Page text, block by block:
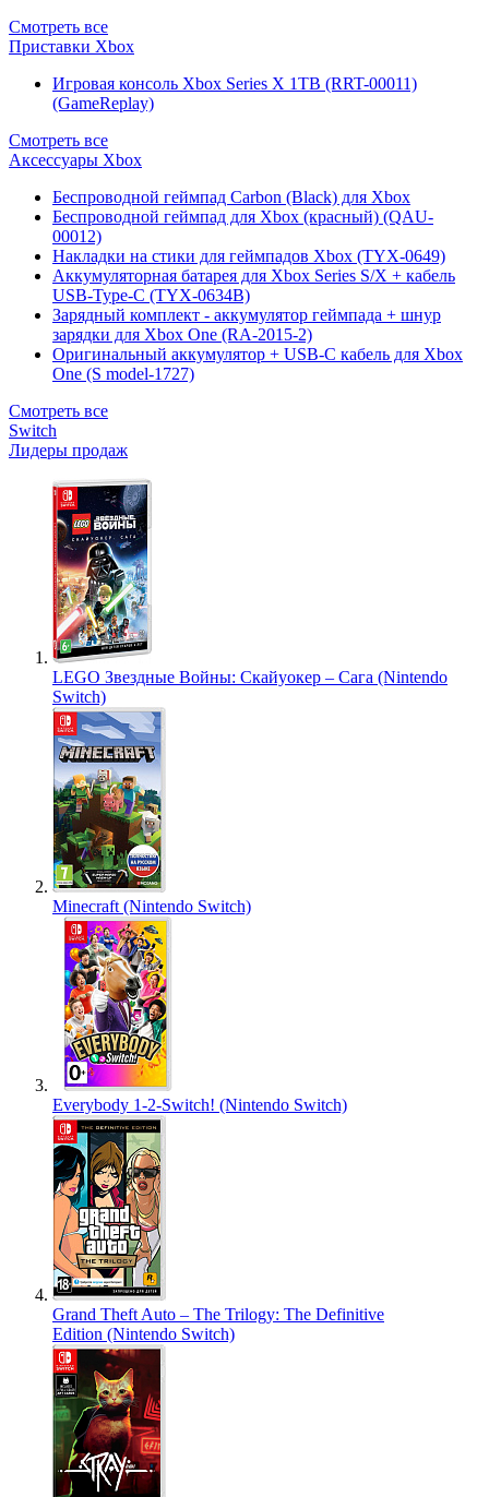
Смотреть все
Приставки Xbox
Игровая консоль Xbox Series X 1TB (RRT-00011)
(GameReplay)
Смотреть все
Аксессуары Xbox
Беспроводной геймпад Carbon (Black) для Xbox
Беспроводной геймпад для Xbox (красный) (QAU-
00012)
Накладки на стики для геймпадов Xbox (TYX-0649)
Аккумуляторная батарея для Xbox Series S/X + кабель
USB-Type-C (TYX-0634B)
Зарядный комплект - аккумулятор геймпада + шнур
зарядки для Xbox One (RA-2015-2)
Оригинальный аккумулятор + USB-C кабель для Xbox
One (S model-1727)
Смотреть все
Switch
Лидеры продаж
LEGO Звездные Войны: Скайуокер – Сага (Nintendo
Switch)
Minecraft (Nintendo Switch)
Everybody 1-2-Switch! (Nintendo Switch)
Grand Theft Auto – The Trilogy: The Definitive
Edition (Nintendo Switch)